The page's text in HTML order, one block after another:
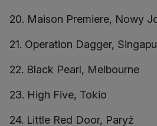
20. Maison Premiere, Nowy
21. Operation Dagger,
22. Black Pearl, Melbourne
23. High Five, Tokio
24. Little Red Door, Paryż